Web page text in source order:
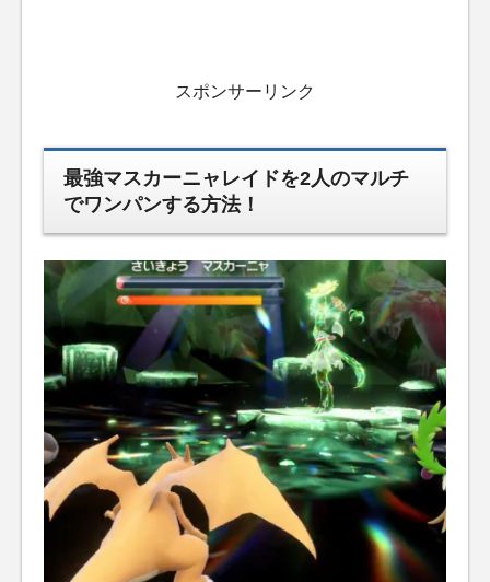
スポンサーリンク
最強マスカーニャレイドを2人のマルチ
でワンパンする方法！